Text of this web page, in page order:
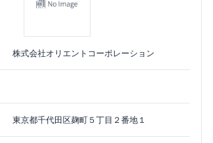
株式会社オリエントコーポレーション
東京都千代田区麹町５丁目２番地１